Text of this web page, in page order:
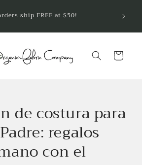
ship FREE at $50! telas
Carrito
de costura para
regalos
con el